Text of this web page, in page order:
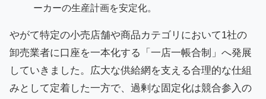
ーカーの生産計画を安定化。
やがて特定の小売店舗や商品カテゴリにおいて1社の
卸売業者に口座を一本化する「一店一帳合制」へ発展
していきました。広大な供給網を支える合理的な仕組
みとして定着した一方で、過剰な固定化は競合参入の